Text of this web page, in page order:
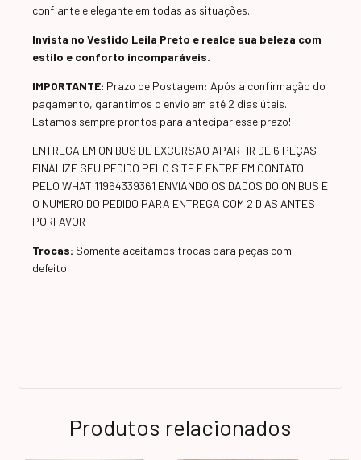
confiante e elegante em todas as situações.
Invista no Vestido Leila Preto e realce sua beleza com
estilo e conforto incomparáveis.
IMPORTANTE: Prazo de Postagem: Após a confirmação do
pagamento, garantimos o envio em até 2 dias úteis.
Estamos sempre prontos para antecipar esse prazo!
ENTREGA EM ONIBUS DE EXCURSAO APARTIR DE 6 PEÇAS
FINALIZE SEU PEDIDO PELO SITE E ENTRE EM CONTATO
PELO WHAT 11964339361 ENVIANDO OS DADOS DO ONIBUS E
O NUMERO DO PEDIDO PARA ENTREGA COM 2 DIAS ANTES
PORFAVOR
Trocas: Somente aceitamos trocas para peças com
defeito.
Produtos relacionados